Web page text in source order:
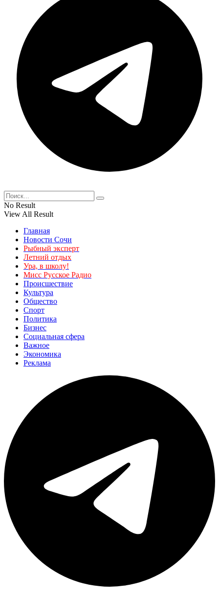
No Result
View All Result
Главная
Новости Сочи
Рыбный эксперт
Летний отдых
Ура, в школу!
Мисс Русское Радио
Происшествие
Культура
Общество
Спорт
Политика
Бизнес
Социальная сфера
Важное
Экономика
Реклама